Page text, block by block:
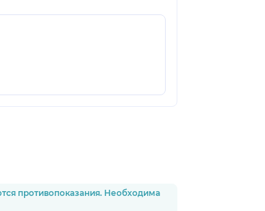
противопоказания. Необходима